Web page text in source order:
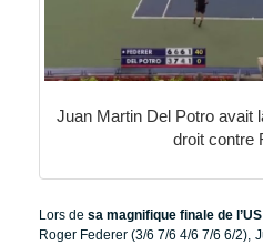
Juan Martin Del Potro avait
droit contre
Lors de sa magnifique finale de
Roger Federer (3/6 7/6 4/6 7/6 6/2),